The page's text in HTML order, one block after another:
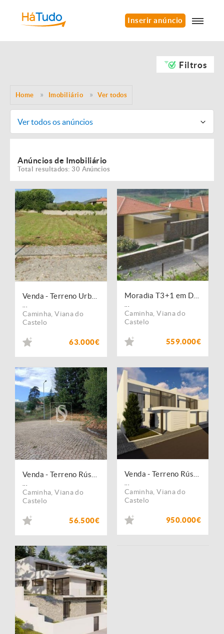
Inserir anúncio
Filtros
Home Imobiliário Ver todos
Ver todos os anúncios
Anúncios de Imobiliário
Total resultados: 30 Anúncios
Caminha ,Viana do
Castelo
63.000€
Caminha ,Viana do
Castelo
559.000€
Caminha ,Viana do
Castelo
56.500€
Caminha ,Viana do
Castelo
950.000€